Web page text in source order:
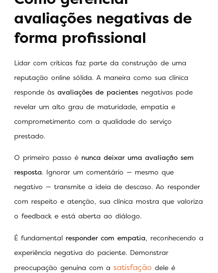
avaliações negativas de
forma profissional
Lidar com críticas faz parte da construção de uma
reputação online sólida. A maneira como sua clínica
responde às avaliações de pacientes negativas pode
revelar um alto grau de maturidade, empatia e
comprometimento com a qualidade do serviço
prestado.
O primeiro passo é nunca deixar uma avaliação sem
resposta. Ignorar um comentário — mesmo que
negativo — transmite a ideia de descaso. Ao responder
com respeito e atenção, sua clínica mostra que valoriza
o feedback e está aberta ao diálogo.
É fundamental responder com empatia, reconhecendo a
experiência negativa do paciente. Demonstrar
preocupação genuína com a satisfação dele é